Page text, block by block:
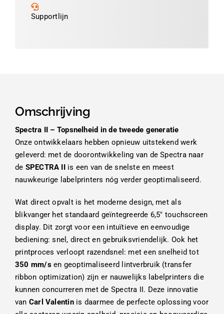
Supportlijn
Omschrijving
Spectra II – Topsnelheid in de tweede generatie
Onze ontwikkelaars hebben opnieuw uitstekend werk
geleverd: met de doorontwikkeling van de Spectra naar
de SPECTRA IIis een van de snelste en meest
nauwkeurige labelprinters nóg verder geoptimaliseerd.
Wat direct opvalt is het moderne design, met als
blikvanger het standaard geïntegreerde 6,5″ touchscreen
display. Dit zorgt voor een intuïtieve en eenvoudige
bediening: snel, direct en gebruiksvriendelijk. Ook het
printproces verloopt razendsnel: met een snelheid tot
350 mm/sen geoptimaliseerd lintverbruik (transfer
ribbon optimization) zijn er nauwelijks labelprinters die
kunnen concurreren met de Spectra II. Deze innovatie
van Carl Valentinis daarmee de perfecte oplossing voor